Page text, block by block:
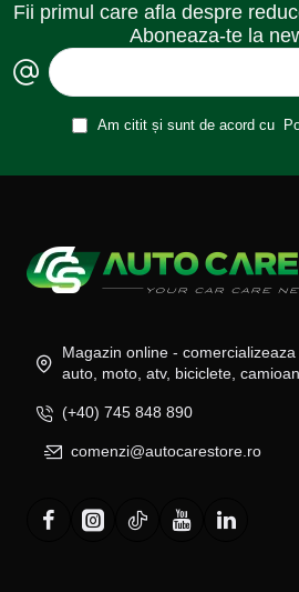
Fii primul care afla despre
Aboneaza-te la
Am citit și sunt de acord cu
Magazin online -
auto, moto, atv, biciclete,
(+40) 745 848 890
comenzi@autocarestore.ro